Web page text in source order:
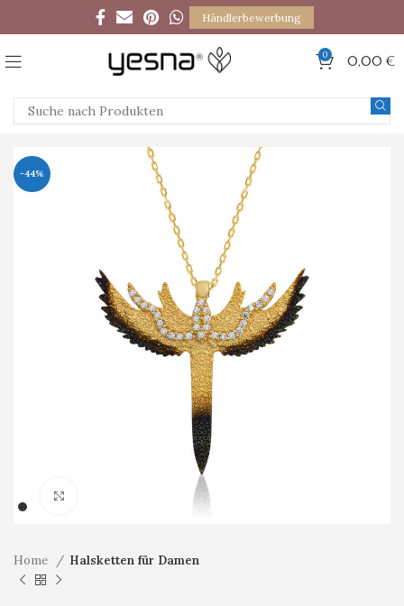
Händlerbewerbung
0 0,00 €
-44%
Klicken um zu vergrößern
Home Halsketten für Damen